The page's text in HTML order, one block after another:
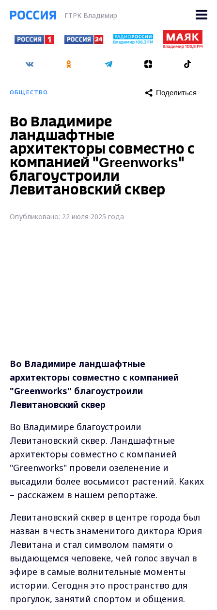
ГТРК Владимир
ОБЩЕСТВО Поделиться
Во Владимире
ландшафтные
архитекторы совместно с
компанией "Greenworks"
благоустроили
Левитановский сквер
Опубликовано: 22 июля 2025 года
Во Владимире ландшафтные
архитекторы совместно с компанией
"Greenworks" благоустроили
Левитановский сквер
Во Владимире благоустроили
Левитановский сквер. Ландшафтные
архитекторы совместно с компанией
"Greenworks" провели озеленение и
высадили более восьмисот растений. Каких
– расскажем в нашем репортаже.
Левитановский сквер в центре города был
назван в честь знаменитого диктора Юрия
Левитана и стал символом памяти о
выдающемся человеке, чей голос звучал в
эфире в самые волнительные моменты
истории. Сегодня это пространство для
прогулок, занятий спортом и общения.